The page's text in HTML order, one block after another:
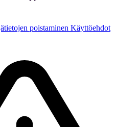
poistaminen Käyttöehdot